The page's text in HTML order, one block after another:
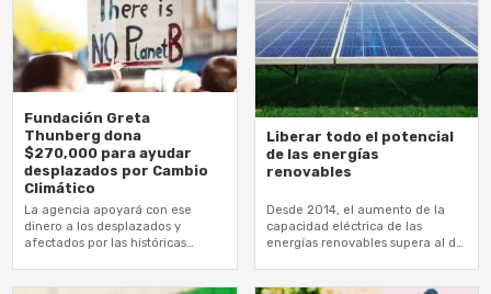
Fundación Greta
Thunberg dona
$270,000 para ayudar
desplazados por Cambio
Climático
La agencia apoyará con ese
dinero a los desplazados y
afectados por las históricas
Liberar todo el potencial
de las energías
renovables
Desde 2014, el aumento de la
capacidad eléctrica de las
energías renovables supera al de